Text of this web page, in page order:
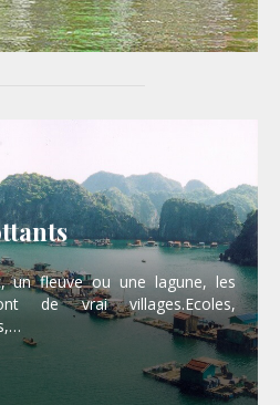
un fleuve ou une lagune, les
de vrai villages.Ecoles,